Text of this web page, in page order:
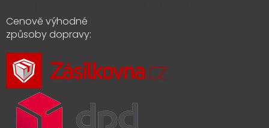
Cenově výhodné
způsoby dopravy: